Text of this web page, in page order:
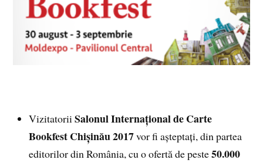
VizitatoriiSalonul Internațional de Carte
Bookfest Chișinău 2017vor fi așteptați, din partea
editorilor din România, cu o ofertă de peste50.000